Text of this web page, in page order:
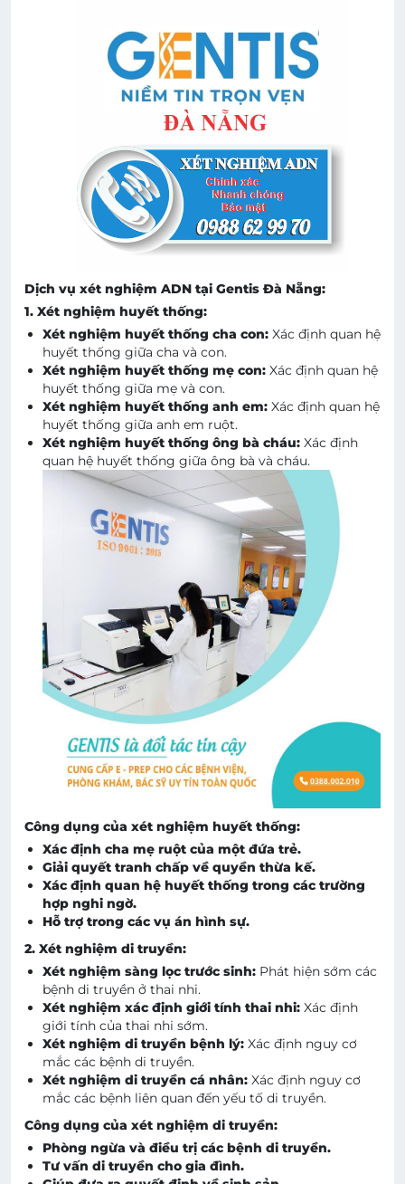
Dịch vụ xét nghiệm ADN tại Gentis Đà Nẵng:
1. Xét nghiệm huyết thống:
Xét nghiệm huyết thống cha con: Xác định quan hệ
huyết thống giữa cha và con.
Xét nghiệm huyết thống mẹ con: Xác định quan hệ
huyết thống giữa mẹ và con.
Xét nghiệm huyết thống anh em: Xác định quan hệ
huyết thống giữa anh em ruột.
Xét nghiệm huyết thống ông bà cháu: Xác định
quan hệ huyết thống giữa ông bà và cháu.
Công dụng của xét nghiệm huyết thống:
Xác định cha mẹ ruột của một đứa trẻ.
Giải quyết tranh chấp về quyền thừa kế.
Xác định quan hệ huyết thống trong các trường
hợp nghi ngờ.
Hỗ trợ trong các vụ án hình sự.
2. Xét nghiệm di truyền:
Xét nghiệm sàng lọc trước sinh: Phát hiện sớm các
bệnh di truyền ở thai nhi.
Xét nghiệm xác định giới tính thai nhi: Xác định
giới tính của thai nhi sớm.
Xét nghiệm di truyền bệnh lý: Xác định nguy cơ
mắc các bệnh di truyền.
Xét nghiệm di truyền cá nhân: Xác định nguy cơ
mắc các bệnh liên quan đến yếu tố di truyền.
Công dụng của xét nghiệm di truyền:
Phòng ngừa và điều trị các bệnh di truyền.
Tư vấn di truyền cho gia đình.